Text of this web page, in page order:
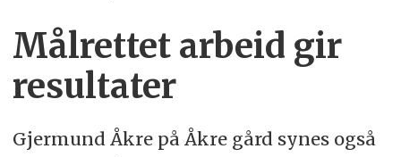
Målrettet arbeid gir
resultater
Gjermund Åkre på Åkre gård synes også